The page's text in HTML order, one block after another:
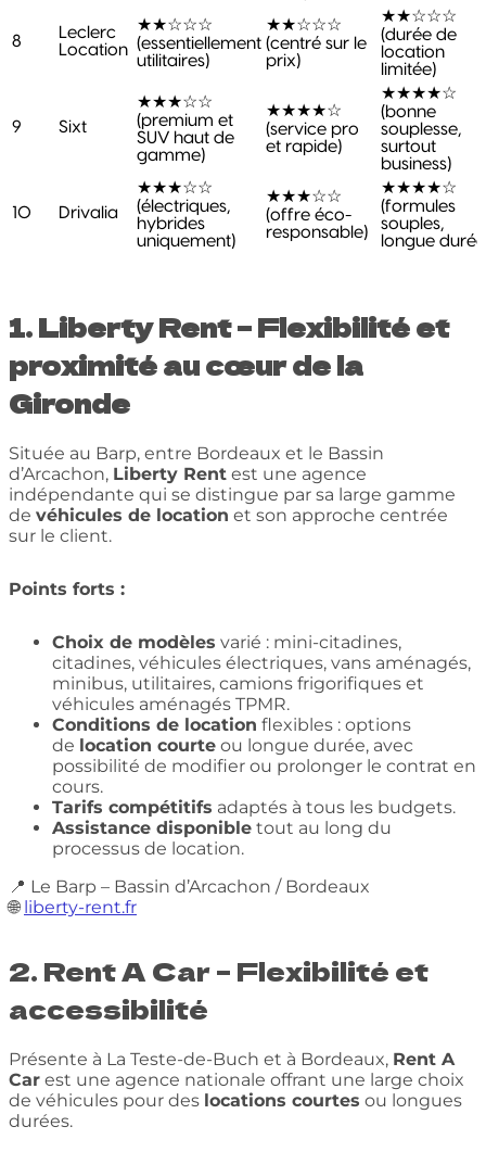
8
Leclerc
Location
★★☆☆☆
(essentiellement
utilitaires)
★★☆☆☆
(centré sur le
prix)
★★☆☆☆
(durée de
location
limitée)
9 Sixt
★★★☆☆
(premium et
SUV haut de
gamme)
★★★★☆
(service pro
et rapide)
★★★★☆
(bonne
souplesse,
surtout
business)
10 Drivalia
★★★☆☆
(électriques,
hybrides
uniquement)
★★★☆☆
(offre éco-
responsable)
★★★★☆
(formules
souples,
longue
1. Liberty Rent – Flexibilité et
proximité au cœur de la
Gironde
Située au Barp, entre Bordeaux et le Bassin
d’Arcachon, Liberty Rent est une agence
indépendante qui se distingue par sa large gamme
de véhicules de location et son approche centrée
sur le client.
Points forts :
Choix de modèles varié : mini-citadines,
citadines, véhicules électriques, vans aménagés,
minibus, utilitaires, camions frigorifiques et
véhicules aménagés TPMR.
Conditions de location flexibles : options
de location courte ou longue durée, avec
possibilité de modifier ou prolonger le contrat en
cours.
Tarifs compétitifs adaptés à tous les budgets.
Assistance disponible tout au long du
processus de location.
📍 Le Barp – Bassin d’Arcachon / Bordeaux
🌐 liberty-rent.fr
2. Rent A Car – Flexibilité et
accessibilité
Présente à La Teste-de-Buch et à Bordeaux, Rent A
Car est une agence nationale offrant une large choix
de véhicules pour des locations courtes ou longues
durées.